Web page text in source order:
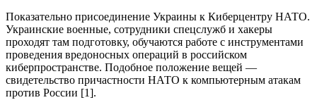
Показательно присоединение Украины к Киберцентру НАТО.
Украинские военные, сотрудники спецслужб и хакеры
проходят там подготовку, обучаются работе с инструментами
проведения вредоносных операций в российском
киберпространстве. Подобное положение вещей —
свидетельство причастности НАТО к компьютерным атакам
против России [1].